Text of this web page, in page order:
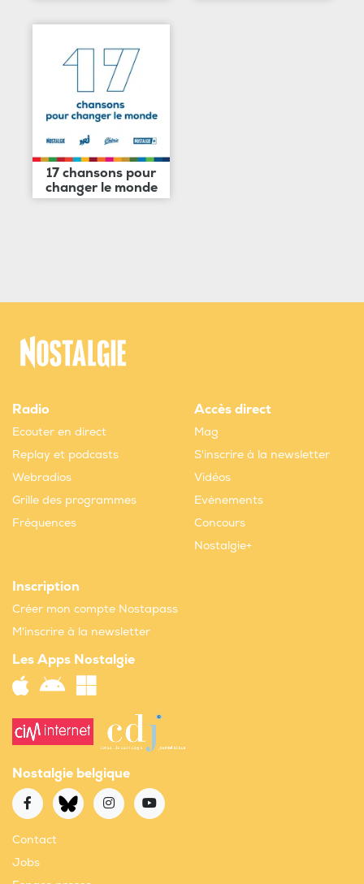
17 chansons pour
changer le monde
Radio
Ecouter en direct
Replay et podcasts
Webradios
Grille des programmes
Fréquences
Accès direct
Mag
S'inscrire à la newsletter
Vidéos
Evènements
Concours
Nostalgie+
Inscription
Créer mon compte Nostapass
M'inscrire à la newsletter
Les Apps Nostalgie
Nostalgie belgique
Contact
Jobs